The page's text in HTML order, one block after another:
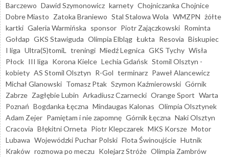
Barczewo Dawid Szymonowicz karnety Chojniczanka Chojnice
Dobre Miasto Zatoka Braniewo Stal Stalowa Wola WMZPN żółte
kartki Galeria Warmińska sponsor Piotr Zajączkowski Rominta
Gołdap GKS Stawiguda Olimpia Elbląg Łukta Resovia Biskupiec
I liga Ultra(S)tomiL treningi Miedź Legnica GKS Tychy Wisła
Płock III liga Korona Kielce Lechia Gdańsk Stomil Olsztyn -
kobiety AS Stomil Olsztyn R-Gol terminarz Paweł Alancewicz
Michał Glanowski Tomasz Ptak Szymon Kaźmierowski Górnik
Zabrze Zagłębie Lubin Arkadiusz Czarnecki Orange Sport Warta
Poznań Bogdanka Łęczna Mindaugas Kalonas Olimpia Olsztynek
Adam Zejer Pamiętam i nie zapomnę Górnik Łęczna Naki Olsztyn
Cracovia Błękitni Orneta Piotr Klepczarek MKS Korsze Motor
Lubawa Wojewódzki Puchar Polski Flota Świnoujście Hutnik
Kraków rozmowa po meczu Kolejarz Stróże Olimpia Zambrów